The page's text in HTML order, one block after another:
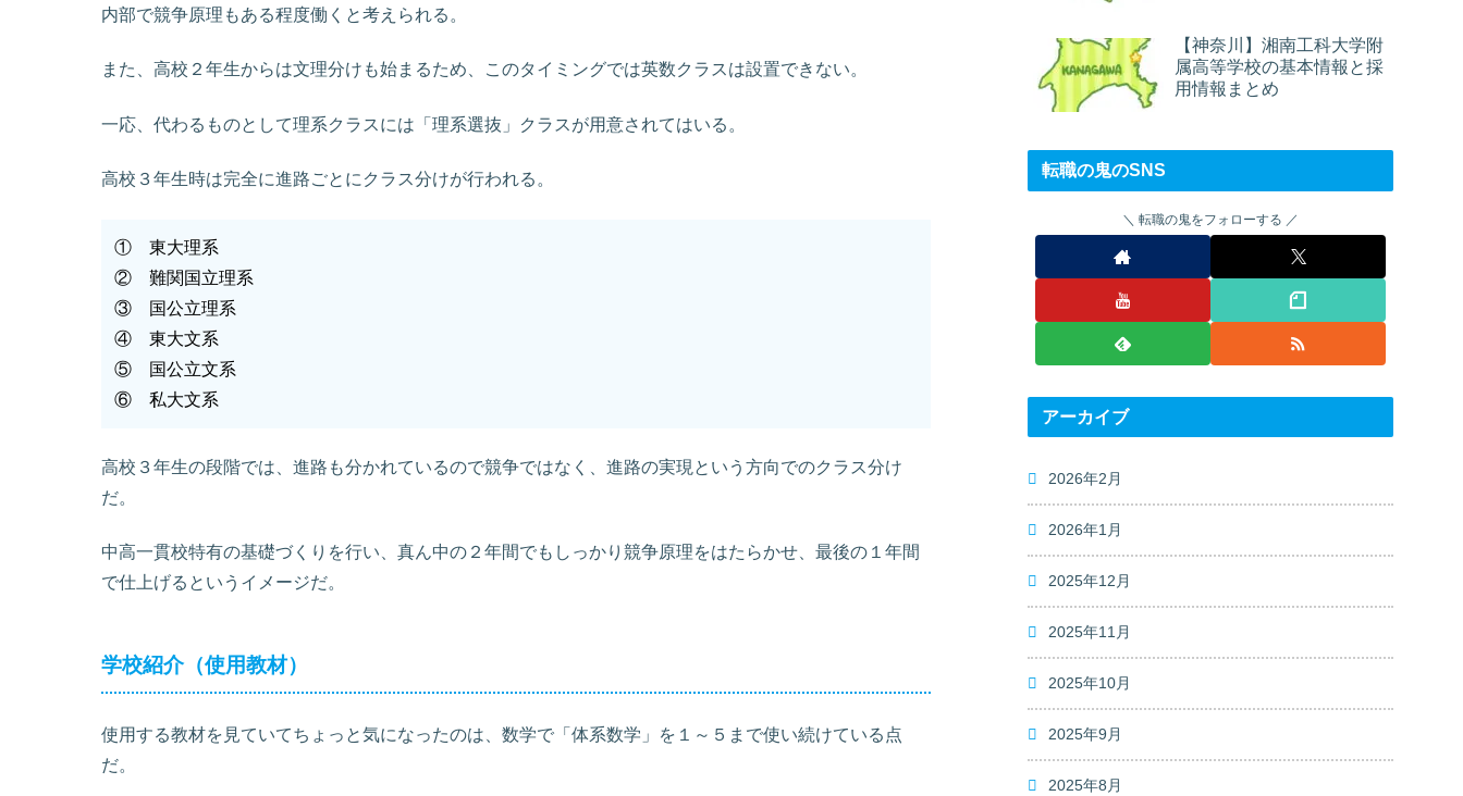
内部で競争原理もある程度働くと考えられる。
また、高校２年生からは文理分けも始まるため、このタイミングでは英数クラスは設置できない。
一応、代わるものとして理系クラスには「理系選抜」クラスが用意されてはいる。
高校３年生時は完全に進路ごとにクラス分けが行われる。
① 東大理系
② 難関国立理系
③ 国公立理系
④ 東大文系
⑤ 国公立文系
⑥ 私大文系
高校３年生の段階では、進路も分かれているので競争ではなく、進路の実現という方向でのクラス分け
だ。
中高一貫校特有の基礎づくりを行い、真ん中の２年間でもしっかり競争原理をはたらかせ、最後の１年間
で仕上げるというイメージだ。
学校紹介（使用教材）
使用する教材を見ていてちょっと気になったのは、数学で「体系数学」を１～５まで使い続けている点
だ。
【神奈川】湘南工科大学附
属高等学校の基本情報と採
用情報まとめ
転職の鬼のSNS
転職の鬼をフォローする
アーカイブ
2026年2月
2026年1月
2025年12月
2025年11月
2025年10月
2025年9月
2025年8月